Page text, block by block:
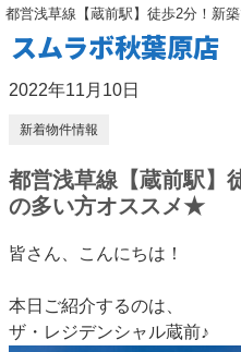
都営浅草線【蔵前駅】徒歩2分！新
スムラボ秋葉原店
2022年11月10日
新着物件情報
都営浅草線【蔵前駅】
の多い方オススメ★
皆さん、こんにちは！
本日ご紹介するのは、
ザ・レジデンシャル蔵前♪